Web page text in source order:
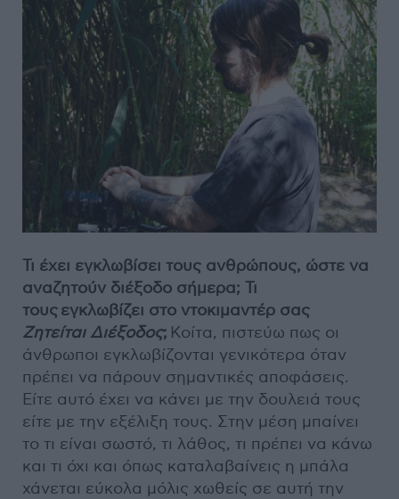
Τι έχει εγκλωβίσει τους ανθρώπους, ώστε να
αναζητούν διέξοδο σήμερα; Τι
τουςεγκλωβίζει στο ντοκιμαντέρ σας
Ζητείται Διέξοδος; Κοίτα, πιστεύω πως οι
άνθρωποι εγκλωβίζονται γενικότερα όταν
πρέπει να πάρουν σημαντικές αποφάσεις.
Είτε αυτό έχει να κάνει με την δουλειά τους
είτε με την εξέλιξη τους. Στην μέση μπαίνει
το τι είναι σωστό, τι λάθος, τι πρέπει να κάνω
και τι όχι και όπως καταλαβαίνεις η μπάλα
χάνεται εύκολα μόλις χωθείς σε αυτή την